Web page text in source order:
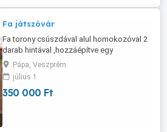
olyan vékony lazúrral készül ...
Fa játszóvár
Fa torony csúszdával alul homokozóval 2
darab hintával ,hozzáépítve egy
mászóhálós mászókával amelynek egyik
oldala kötélháló a másik létra. A hinta
lehet biztonsági vagy lap hinta. A csúszda
csúszófelülete 3 méter színe választható
Pápa, Veszprém
július 1
350 000 Ft